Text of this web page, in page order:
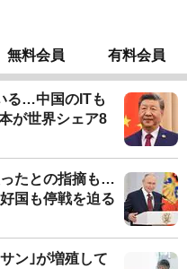
無料会員 有料会員
る…中国のITも
が世界シェア8
たとの指摘も…
国も停戦を迫る
ン｣が増殖して